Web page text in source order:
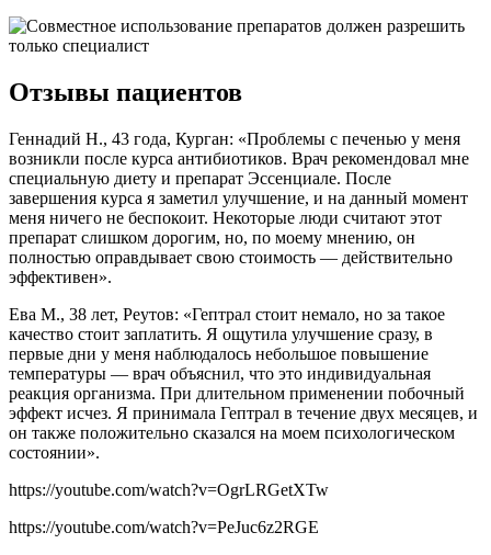
Отзывы пациентов
Геннадий Н., 43 года, Курган: «Проблемы с печенью у меня
возникли после курса антибиотиков. Врач рекомендовал мне
специальную диету и препарат Эссенциале. После
завершения курса я заметил улучшение, и на данный момент
меня ничего не беспокоит. Некоторые люди считают этот
препарат слишком дорогим, но, по моему мнению, он
полностью оправдывает свою стоимость — действительно
эффективен».
Ева М., 38 лет, Реутов: «Гептрал стоит немало, но за такое
качество стоит заплатить. Я ощутила улучшение сразу, в
первые дни у меня наблюдалось небольшое повышение
температуры — врач объяснил, что это индивидуальная
реакция организма. При длительном применении побочный
эффект исчез. Я принимала Гептрал в течение двух месяцев, и
он также положительно сказался на моем психологическом
состоянии».
https://youtube.com/watch?v=OgrLRGetXTw
https://youtube.com/watch?v=PeJuc6z2RGE